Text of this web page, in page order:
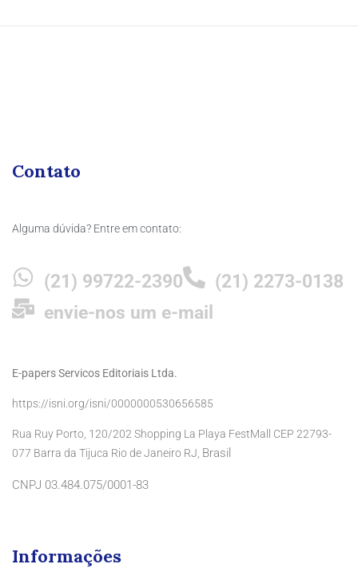
Contato
Alguma dúvida? Entre em contato:
(21) 99722-2390
(21) 2273-0138
envie-nos um e-mail
E-papers Servicos Editoriais Ltda.
https://isni.org/isni/0000000530656585
Rua Ruy Porto, 120/202 Shopping La Playa FestMall CEP 22793-
077 Barra da Tijuca Rio de Janeiro RJ, Brasil
CNPJ 03.484.075/0001-83
Informações